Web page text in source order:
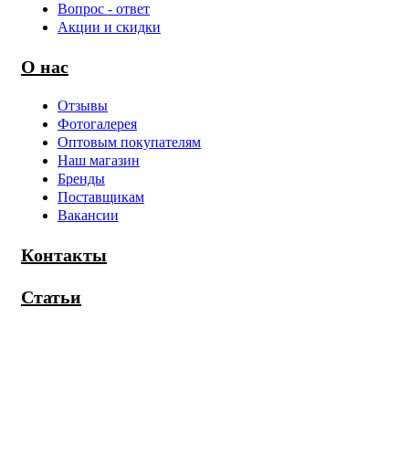
Вопрос - ответ
Акции и скидки
О нас
Отзывы
Фотогалерея
Оптовым покупателям
Наш магазин
Бренды
Поставщикам
Вакансии
Контакты
Статьи